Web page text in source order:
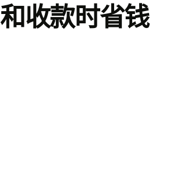
和收款时省钱